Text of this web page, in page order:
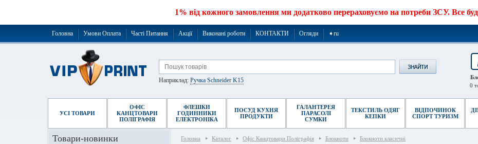
1% від кожного замовлення ми додатково перераховуємо на потреби ЗСУ. Все
Головна Умови Оплата Часті Питання Акції Виконані роботи КОНТАКТИ Огляди ➧ru
Наприклад: Ручка Schneider K15
0
УСІ ТОВАРИ
ОФІС
КАНЦТОВАРИ
ПОЛІГРАФІЯ
ФЛЕШКИ
ГОДИННИКИ
ЕЛЕКТРОНІКА
ПОСУД КУХНЯ
ПРОДУКТИ
ГАЛАНТЕРЕЯ
ПАРАСОЛІ
СУМКИ
ТЕКСТИЛЬ ОДЯГ
КЕПКИ
ВІДПОЧИНОК
СПОРТ ТУРИЗМ
Головна Каталог Офіс Канцтовари Поліграфія Блокноти Блокноти класичні
Товари-новинки